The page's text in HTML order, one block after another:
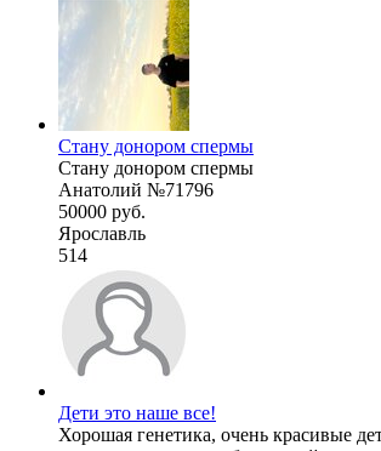
Стану донором спермы
Стану донором спермы
Анатолий №71796
50000 руб.
Ярославль
514
Дети это наше все!
Хорошая генетика, очень красивые